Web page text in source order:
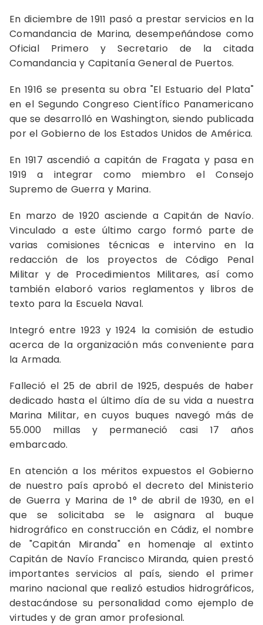
En diciembre de 1911 pasó a prestar servicios en la
Comandancia de Marina, desempeñándose como
Oficial Primero y Secretario de la citada
Comandancia y Capitanía General de Puertos.
En 1916 se presenta su obra "El Estuario del Plata"
en el Segundo Congreso Científico Panamericano
que se desarrolló en Washington, siendo publicada
por el Gobierno de los Estados Unidos de América.
En 1917 ascendió a capitán de Fragata y pasa en
1919 a integrar como miembro el Consejo
Supremo de Guerra y Marina.
En marzo de 1920 asciende a Capitán de Navío.
Vinculado a este último cargo formó parte de
varias comisiones técnicas e intervino en la
redacción de los proyectos de Código Penal
Militar y de Procedimientos Militares, así como
también elaboró varios reglamentos y libros de
texto para la Escuela Naval.
Integró entre 1923 y 1924 la comisión de estudio
acerca de la organización más conveniente para
la Armada.
Falleció el 25 de abril de 1925, después de haber
dedicado hasta el último día de su vida a nuestra
Marina Militar, en cuyos buques navegó más de
55.000 millas y permaneció casi 17 años
embarcado.
En atención a los méritos expuestos el Gobierno
de nuestro país aprobó el decreto del Ministerio
de Guerra y Marina de 1° de abril de 1930, en el
que se solicitaba se le asignara al buque
hidrográfico en construcción en Cádiz, el nombre
de "Capitán Miranda" en homenaje al extinto
Capitán de Navío Francisco Miranda, quien prestó
importantes servicios al país, siendo el primer
marino nacional que realizó estudios hidrográficos,
destacándose su personalidad como ejemplo de
virtudes y de gran amor profesional.